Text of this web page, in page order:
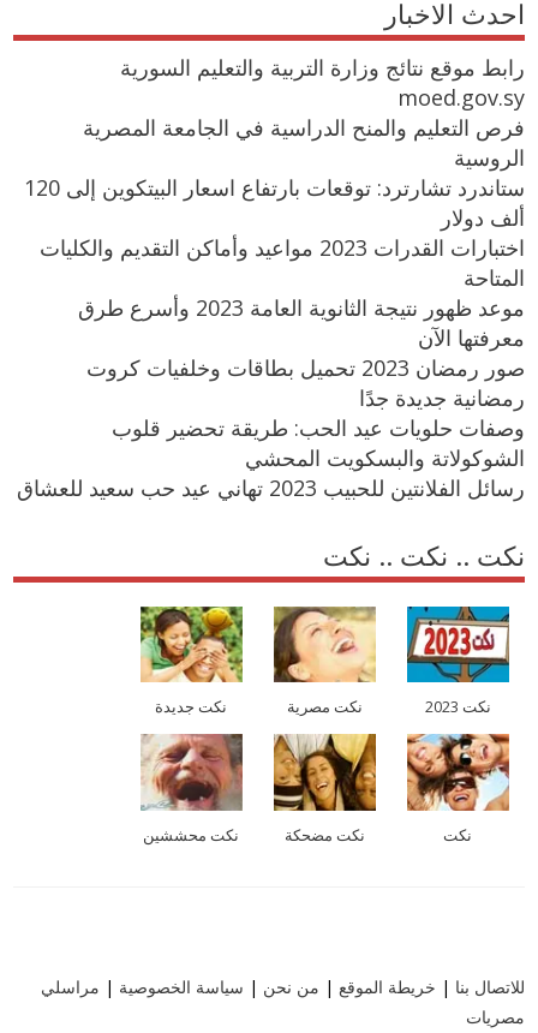
احدث الاخبار
رابط موقع نتائج وزارة التربية والتعليم السورية
moed.gov.sy
فرص التعليم والمنح الدراسية في الجامعة المصرية
الروسية
ستاندرد تشارترد: توقعات بارتفاع اسعار البيتكوين إلى 120
ألف دولار
اختبارات القدرات 2023 مواعيد وأماكن التقديم والكليات
المتاحة
موعد ظهور نتيجة الثانوية العامة 2023 وأسرع طرق
معرفتها الآن
صور رمضان 2023 تحميل بطاقات وخلفيات كروت
رمضانية جديدة جدًا
وصفات حلويات عيد الحب: طريقة تحضير قلوب
الشوكولاتة والبسكويت المحشي
رسائل الفلانتين للحبيب 2023 تهاني عيد حب سعيد للعشاق
نكت .. نكت .. نكت
نكت 2023 نكت مصرية نكت جديدة
نكت نكت مضحكة نكت محششين
للاتصال بنا | خريطة الموقع | من نحن | سياسة الخصوصية | مراسلي
مصريات